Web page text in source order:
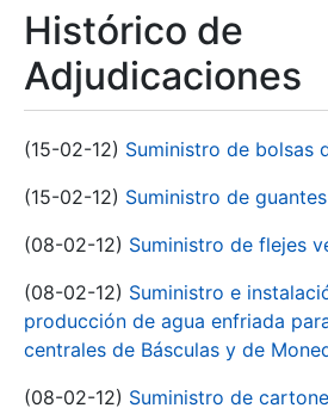
Histórico de
Adjudicaciones
(15-02-12) Suministro de bolsas
(15-02-12) Suministro de
(08-02-12) Suministro de flejes
(08-02-12) Suministro e
producción de agua enfriada
centrales de Básculas y de
(08-02-12) Suministro de